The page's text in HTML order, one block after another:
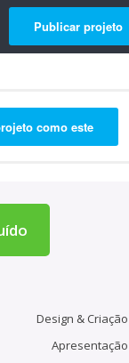
Publicar projeto
como este
Design & Criação
Apresentação